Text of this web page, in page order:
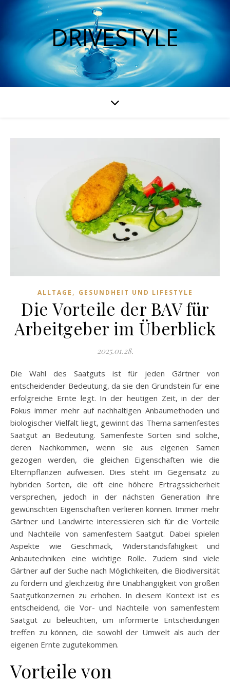
DRIVESTYLE
ALLTAGE , GESUNDHEIT UND LIFESTYLE
Die Vorteile der BAV für
Arbeitgeber im Überblick
2025.01.28.
Die Wahl des Saatguts ist für jeden Gärtner von
entscheidender Bedeutung, da sie den Grundstein für eine
erfolgreiche Ernte legt. In der heutigen Zeit, in der der
Fokus immer mehr auf nachhaltigen Anbaumethoden und
biologischer Vielfalt liegt, gewinnt das Thema samenfestes
Saatgut an Bedeutung. Samenfeste Sorten sind solche,
deren Nachkommen, wenn sie aus eigenen Samen
gezogen werden, die gleichen Eigenschaften wie die
Elternpflanzen aufweisen. Dies steht im Gegensatz zu
hybriden Sorten, die oft eine höhere Ertragssicherheit
versprechen, jedoch in der nächsten Generation ihre
gewünschten Eigenschaften verlieren können. Immer mehr
Gärtner und Landwirte interessieren sich für die Vorteile
und Nachteile von samenfestem Saatgut. Dabei spielen
Aspekte wie Geschmack, Widerstandsfähigkeit und
Anbautechniken eine wichtige Rolle. Zudem sind viele
Gärtner auf der Suche nach Möglichkeiten, die Biodiversität
zu fördern und gleichzeitig ihre Unabhängigkeit von großen
Saatgutkonzernen zu erhöhen. In diesem Kontext ist es
entscheidend, die Vor- und Nachteile von samenfestem
Saatgut zu beleuchten, um informierte Entscheidungen
treffen zu können, die sowohl der Umwelt als auch der
eigenen Ernte zugutekommen.
Vorteile von